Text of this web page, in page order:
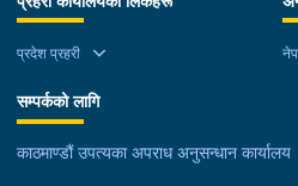
वडा नं.०६ । देश :-
गते ।पक्राउ स्थान :- जिल्ला काठमाडौं
संख्या :- १ जना ।२. नाम थर
वर्ष स्थायी वतन :- जिल्ला दाङ
हाल :- जिल्ला काठमाडौं
प्रदेश प्रहरी
सम्पर्कको लागि
काठमाण्डौं उपत्यका अपराध अनुसन्धान कार्यालय